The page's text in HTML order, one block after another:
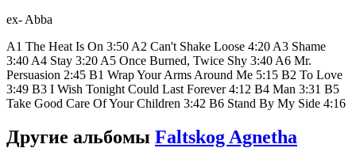
ex- Abba
A1 The Heat Is On 3:50 A2 Can't Shake Loose 4:20 A3 Shame
3:40 A4 Stay 3:20 A5 Once Burned, Twice Shy 3:40 A6 Mr.
Persuasion 2:45 B1 Wrap Your Arms Around Me 5:15 B2 To Love
3:49 B3 I Wish Tonight Could Last Forever 4:12 B4 Man 3:31 B5
Take Good Care Of Your Children 3:42 B6 Stand By My Side 4:16
Другие альбомы Faltskog Agnetha